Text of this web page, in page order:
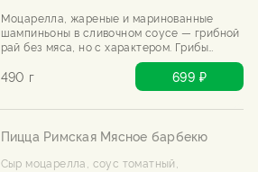
Пицца Римская Мясное барбекю
Сыр моцарелла, соус томатный,
Моцарелла, жареные и маринованные
шампиньоны в сливочном соусе — грибной
рай без мяса, но с характером. Грибы
спорят друг с другом, а выигрываешь ты.
Подается с трюфельным маслом.
490 г 699 ₽